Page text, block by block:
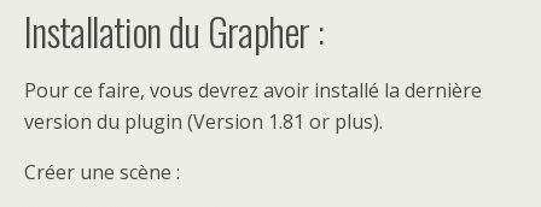
Installation du Grapher :
Pour ce faire, vous devrez avoir installé la dernière
version du plugin (Version 1.81 or plus).
Créer une scène :